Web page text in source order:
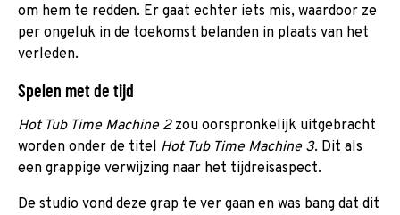
om hem te redden. Er gaat echter iets mis, waardoor ze
per ongeluk in de toekomst belanden in plaats van het
verleden.
Spelen met de tijd
Hot Tub Time Machine 2zou oorspronkelijk uitgebracht
worden onder de titel Hot Tub Time Machine 3. Dit als
een grappige verwijzing naar het tijdreisaspect.
De studio vond deze grap te ver gaan en was bang dat dit